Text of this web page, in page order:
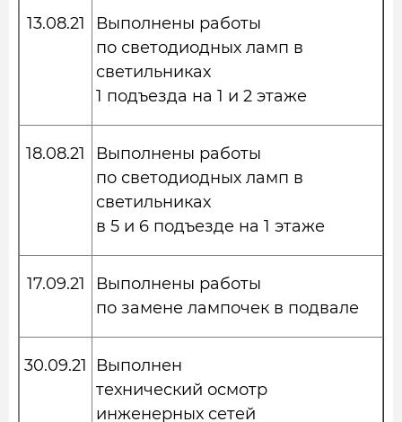
13.08.21
Выполнены работы
по светодиодных ламп в
светильниках
1 подъезда на 1 и 2 этаже
18.08.21
Выполнены работы
по светодиодных ламп в
светильниках
в 5 и 6 подъезде на 1 этаже
17.09.21
Выполнены работы
по замене лампочек в подвале
30.09.21
Выполнен
технический осмотр
инженерных сетей